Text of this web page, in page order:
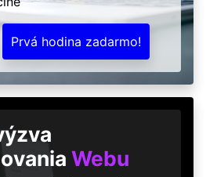
Prvá hodina zadarmo!
Webu